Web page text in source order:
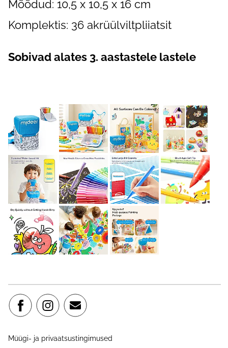
Mõõdud: 10,5 x 10,5 x 16 cm
Komplektis: 36 akrüülviltpliiatsit
Sobivad alates 3. aastastele lastele
Müügi- ja privaatsustingimused